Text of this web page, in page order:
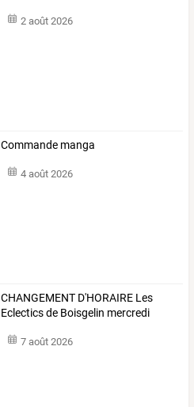
2 août 2026
Commande manga
4 août 2026
CHANGEMENT D'HORAIRE Les
Eclecticsde Boisgelin mercredi
7 août 2026